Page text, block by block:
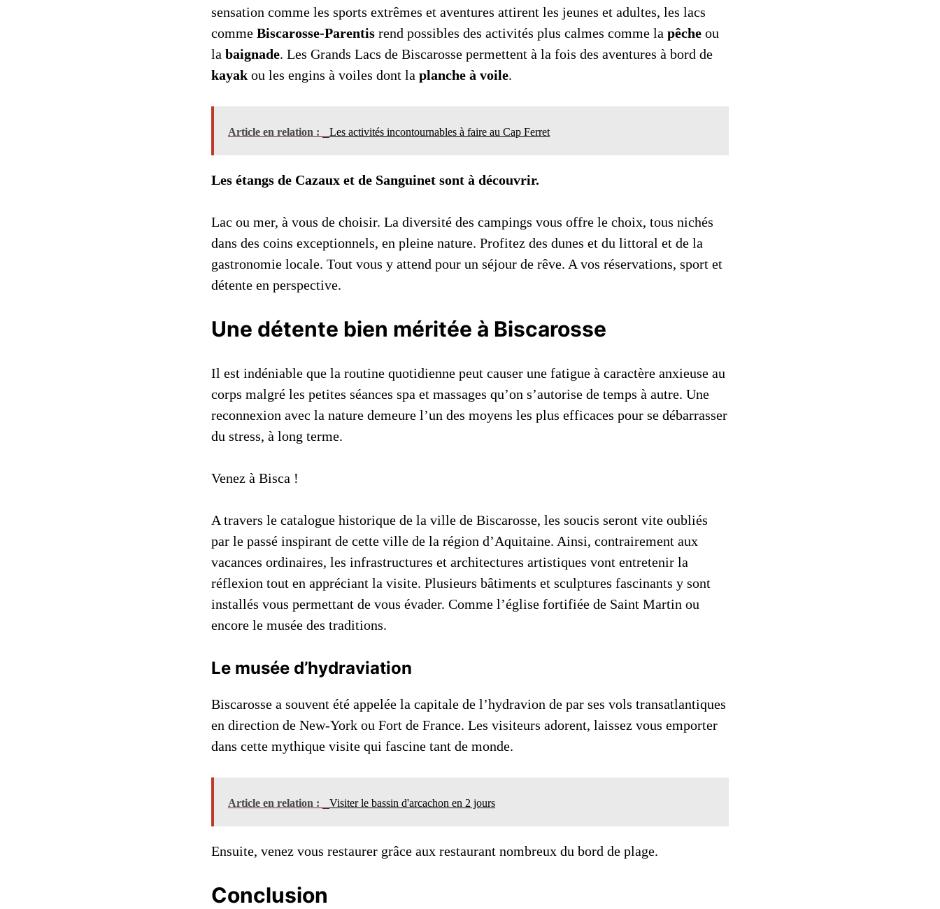
sensation comme les sports extrêmes et aventures attirent les jeunes et adultes, les lacs
comme Biscarosse-Parentis rend possibles des activités plus calmes comme la pêche ou
la baignade. Les Grands Lacs de Biscarosse permettent à la fois des aventures à bord de
kayak ou les engins à voiles dont la planche à voile.
Article en relation : Les activités incontournables à faire au Cap Ferret
Les étangs de Cazaux et de Sanguinet sont à découvrir.
Lac ou mer, à vous de choisir. La diversité des campings vous offre le choix, tous nichés
dans des coins exceptionnels, en pleine nature. Profitez des dunes et du littoral et de la
gastronomie locale. Tout vous y attend pour un séjour de rêve. A vos réservations, sport et
détente en perspective.
Une détente bien méritée à Biscarosse
Il est indéniable que la routine quotidienne peut causer une fatigue à caractère anxieuse au
corps malgré les petites séances spa et massages qu’on s’autorise de temps à autre. Une
reconnexion avec la nature demeure l’un des moyens les plus efficaces pour se débarrasser
du stress, à long terme.
Venez à Bisca !
A travers le catalogue historique de la ville de Biscarosse, les soucis seront vite oubliés
par le passé inspirant de cette ville de la région d’Aquitaine. Ainsi, contrairement aux
vacances ordinaires, les infrastructures et architectures artistiques vont entretenir la
réflexion tout en appréciant la visite. Plusieurs bâtiments et sculptures fascinants y sont
installés vous permettant de vous évader. Comme l’église fortifiée de Saint Martin ou
encore le musée des traditions.
Le musée d’hydraviation
Biscarosse a souvent été appelée la capitale de l’hydravion de par ses vols transatlantiques
en direction de New-York ou Fort de France. Les visiteurs adorent, laissez vous emporter
dans cette mythique visite qui fascine tant de monde.
Article en relation : Visiter le bassin d'arcachon en 2 jours
Ensuite, venez vous restaurer grâce aux restaurant nombreux du bord de plage.
Conclusion